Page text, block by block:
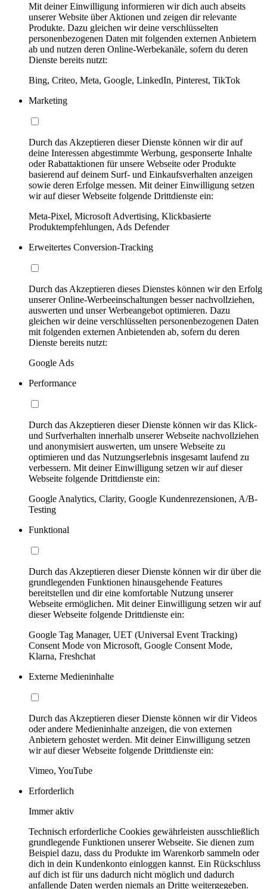
Mit deiner Einwilligung informieren wir dich auch abseits
unserer Website über Aktionen und zeigen dir relevante
Produkte. Dazu gleichen wir deine verschlüsselten
personenbezogenen Daten mit folgenden externen Anbietern
ab und nutzen deren Online-Werbekanäle, sofern du deren
Dienste bereits nutzt:
Bing, Criteo, Meta, Google, LinkedIn, Pinterest, TikTok
Marketing
Durch das Akzeptieren dieser Dienste können wir dir auf
deine Interessen abgestimmte Werbung, gesponserte Inhalte
oder Rabattaktionen für unsere Webseite oder Produkte
basierend auf deinem Surf- und Einkaufsverhalten anzeigen
sowie deren Erfolge messen. Mit deiner Einwilligung setzen
wir auf dieser Webseite folgende Drittdienste ein:
Meta-Pixel, Microsoft Advertising, Klickbasierte
Produktempfehlungen, Ads Defender
Erweitertes Conversion-Tracking
Durch das Akzeptieren dieses Dienstes können wir den Erfolg
unserer Online-Werbeeinschaltungen besser nachvollziehen,
auswerten und unser Werbeangebot optimieren. Dazu
gleichen wir deine verschlüsselten personenbezogenen Daten
mit folgenden externen Anbietenden ab, sofern du deren
Dienste bereits nutzt:
Google Ads
Performance
Durch das Akzeptieren dieser Dienste können wir das Klick-
und Surfverhalten innerhalb unserer Webseite nachvollziehen
und anonymisiert auswerten, um unsere Webseite zu
optimieren und das Nutzungserlebnis insgesamt laufend zu
verbessern. Mit deiner Einwilligung setzen wir auf dieser
Webseite folgende Drittdienste ein:
Google Analytics, Clarity, Google Kundenrezensionen, A/B-
Testing
Funktional
Durch das Akzeptieren dieser Dienste können wir dir über die
grundlegenden Funktionen hinausgehende Features
bereitstellen und dir eine komfortable Nutzung unserer
Webseite ermöglichen. Mit deiner Einwilligung setzen wir auf
dieser Webseite folgende Drittdienste ein:
Google Tag Manager, UET (Universal Event Tracking)
Consent Mode von Microsoft, Google Consent Mode,
Klarna, Freshchat
Externe Medieninhalte
Durch das Akzeptieren dieser Dienste können wir dir Videos
oder andere Medieninhalte anzeigen, die von externen
Anbietern gehostet werden. Mit deiner Einwilligung setzen
wir auf dieser Webseite folgende Drittdienste ein:
Vimeo, YouTube
Erforderlich
Immer aktiv
Technisch erforderliche Cookies gewährleisten ausschließlich
grundlegende Funktionen unserer Webseite. Sie dienen zum
Beispiel dazu, dass du Produkte im Warenkorb sammeln oder
dich in dein Kundenkonto einloggen kannst. Ein Rückschluss
auf dich ist für uns dadurch nicht möglich und dadurch
anfallende Daten werden niemals an Dritte weitergegeben.